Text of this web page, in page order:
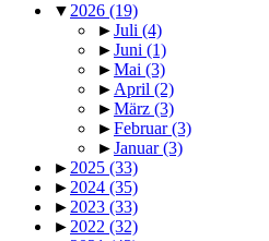
▼ 2026 (19)
►Juli (4)
►Juni (1)
►Mai (3)
► April (2)
►März (3)
►Februar(3)
►Januar(3)
► 2025 (33)
► 2024 (35)
► 2023 (33)
► 2022 (32)